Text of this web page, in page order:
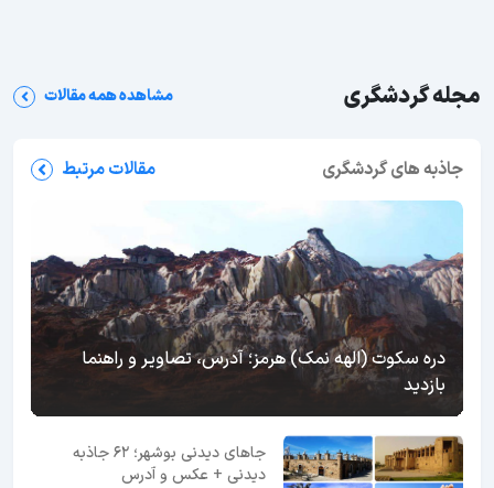
مجله گردشگری مشاهده همه مقالات
جاذبه های گردشگری مقالات مرتبط
دره سکوت (الهه نمک) هرمز؛ آدرس، تصاویر و راهنما
بازدید
جاهای دیدنی بوشهر؛ 62 جاذبه
دیدنی + عکس و آدرس